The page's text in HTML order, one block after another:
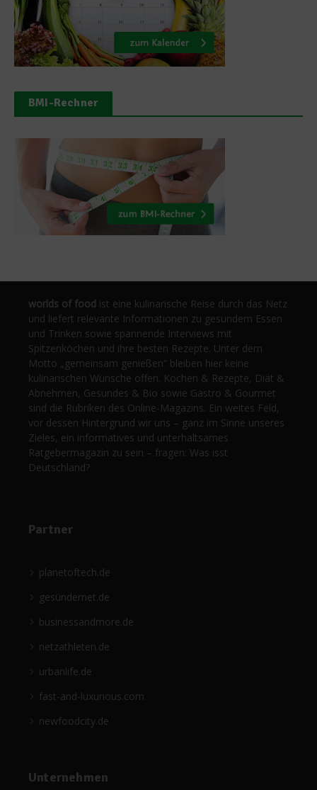
BMI-Rechner
worlds of food ist eine kulinarische Reise durch das Netz
und liefert relevante Informationen zu gesundem Essen
und Trinken sowie spannende Interviews mit
Spitzenköchen und ihre besten Rezepte. Unter dem
Motto „gemeinsam genießen“ bleiben hier keine
kulinarischen Wünsche offen. Kochen & Rezepte, Diät &
Abnehmen, Gesundes & Bio sowie Gastro & Gourmet
sind die Rubriken des Online-Magazins. Ein weites Feld,
vor dessen Hintergrund wir uns – ganz im Sinne unseres
Zieles, ein informatives und unterhaltsames
Ratgebermagazin zu sein – fragen: Was isst
Deutschland?
Partner
planetoftech.de
gesündernet.de
businessandmore.de
netzathleten.de
urbanlife.de
fast-and-luxurious.com
newfoodcity.de
Unternehmen